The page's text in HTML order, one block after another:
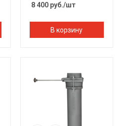
8 400руб./шт
В корзину